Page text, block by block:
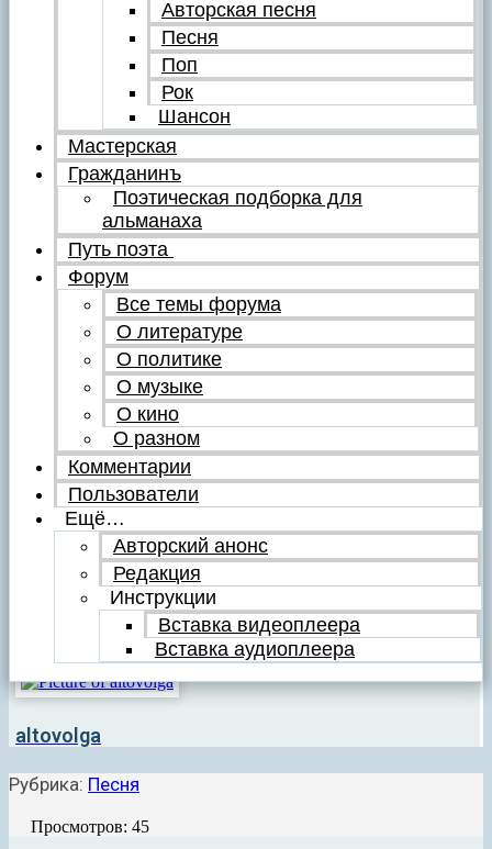
Авторская песня
Песня
Поп
Рок
Шансон
Мастерская
Гражданинъ
Поэтическая подборка для
альманаха
Путь поэта
Форум
Все темы форума
О литературе
О политике
О музыке
О кино
О разном
Комментарии
Пользователи
Ещё…
Авторский анонс
Редакция
Инструкции
Вставка видеоплеера
Вставка аудиоплеера
altovolga
Рубрика: Песня
Просмотров: 45